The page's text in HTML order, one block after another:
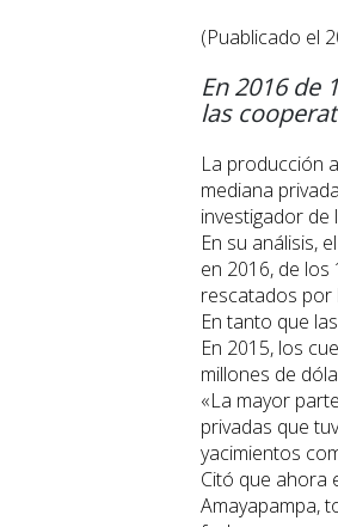
(Puablicado el
En 2016 de
las
La producción
mediana
investigador de
En su análisis,
en 2016, de
rescatados por
En tanto que
En 2015, los
millones de
«La mayor
privadas que
yacimientos
Citó que ahora
Amayapampa,